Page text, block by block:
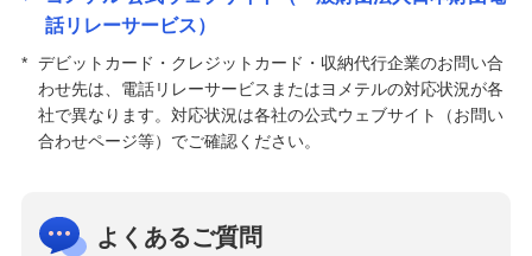
話リレーサービス）
* デビットカード・クレジットカード・収納代行企業のお問い合
わせ先は、電話リレーサービスまたはヨメテルの対応状況が各
社で異なります。対応状況は各社の公式ウェブサイト（お問い
合わせページ等）でご確認ください。
よくあるご質問